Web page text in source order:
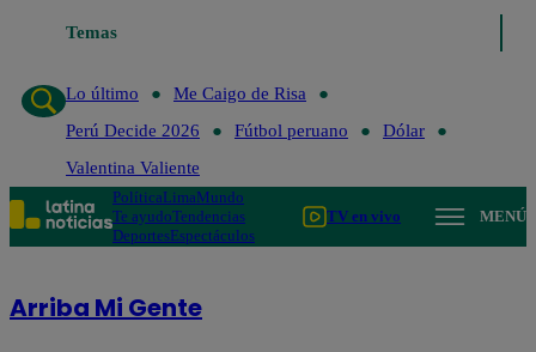
TemasLo último
Lo último
Me Caigo de Risa
Perú Decide 2026
Fútbol peruano
Dólar
Valentina Valiente
PolíticaLimaMundo
Te ayudoTendencias
DeportesEspectáculos
TV en vivo MENÚ
Arriba Mi Gente